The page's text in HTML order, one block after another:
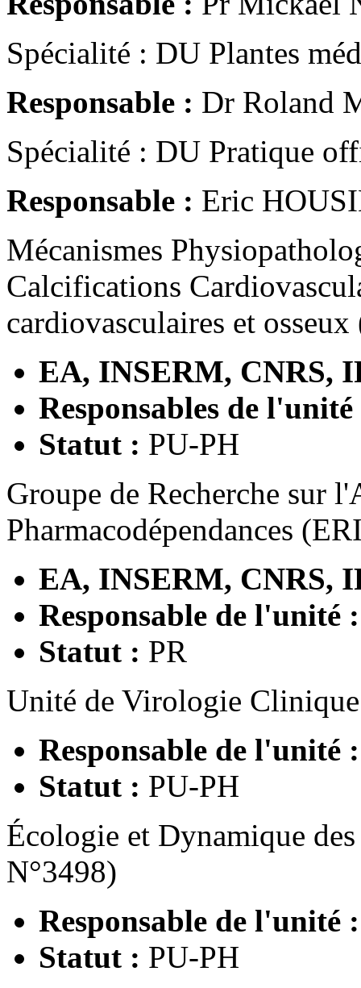
Spécialité : DU Plantes
Responsable : Dr Roland
Spécialité : DU Pratique
Responsable : Eric
Mécanismes
Calcifications
cardiovasculaires et
EA, INSERM, CNRS,
Responsables de
Statut : PU-PH
Groupe de Recherche sur
Pharmacodépendances
EA, INSERM, CNRS,
Responsable de l'unité :
Statut : PR
Unité de Virologie
Responsable de l'unité :
Statut : PU-PH
Écologie et Dynamique
N°3498)
Responsable de l'unité
Statut : PU-PH